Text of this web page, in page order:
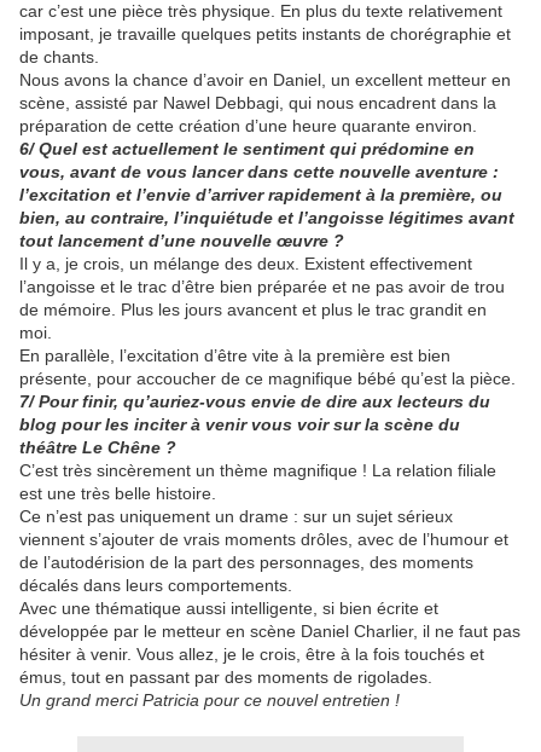
car c’est une pièce très physique. En plus du texte relativement
imposant, je travaille quelques petits instants de chorégraphie et
de chants.
Nous avons la chance d’avoir en Daniel, un excellent metteur en
scène, assisté par Nawel Debbagi, qui nous encadrent dans la
préparation de cette création d’une heure quarante environ.
6/ Quel est actuellement le sentiment qui prédomine en
vous, avant de vous lancer dans cette nouvelle aventure :
l’excitation et l’envie d’arriver rapidement à la première, ou
bien, au contraire, l’inquiétude et l’angoisse légitimes avant
tout lancement d’une nouvelle œuvre ?
Il y a, je crois, un mélange des deux. Existent effectivement
l’angoisse et le trac d’être bien préparée et ne pas avoir de trou
de mémoire. Plus les jours avancent et plus le trac grandit en
moi.
En parallèle, l’excitation d’être vite à la première est bien
présente, pour accoucher de ce magnifique bébé qu’est la pièce.
7/ Pour finir, qu’auriez-vous envie de dire aux lecteurs du
blog pour les inciter à venir vous voir sur la scène du
théâtre Le Chêne ?
C’est très sincèrement un thème magnifique ! La relation filiale
est une très belle histoire.
Ce n’est pas uniquement un drame : sur un sujet sérieux
viennent s’ajouter de vrais moments drôles, avec de l’humour et
de l’autodérision de la part des personnages, des moments
décalés dans leurs comportements.
Avec une thématique aussi intelligente, si bien écrite et
développée par le metteur en scène Daniel Charlier, il ne faut pas
hésiter à venir. Vous allez, je le crois, être à la fois touchés et
émus, tout en passant par des moments de rigolades.
Un grand merci Patricia pour ce nouvel entretien !